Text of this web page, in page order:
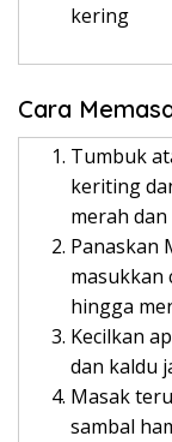
kering
Cara
Tumbuk
keriting
merah
Panaskan
masukkan
hingga
Kecilkan
dan kaldu
Masak
sambal